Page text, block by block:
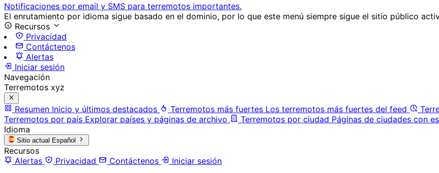
Notificaciones por email y SMS para terremotos importantes.
El enrutamiento por idioma sigue basado en el dominio, por lo que este menú siempre sigue el sitio público
Recursos
Privacidad
Contáctenos
Alertas
Iniciar sesión
Navegación
Terremotos xyz
Resumen Inicio y últimos destacados Terremotos más fuertes Los terremotos más fuertes del feed
Terremotos por país Explorar países y páginas de archivo Terremotos por ciudad Páginas de ciudades con
Idioma
Sitio actual Español
Recursos
Alertas
Privacidad Contáctenos
Iniciar sesión